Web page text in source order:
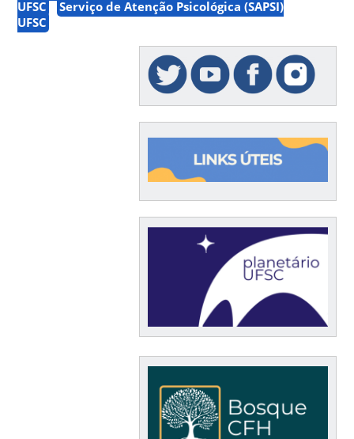
UFSC
Serviço de Atenção Psicológica (SAPSI)
UFSC